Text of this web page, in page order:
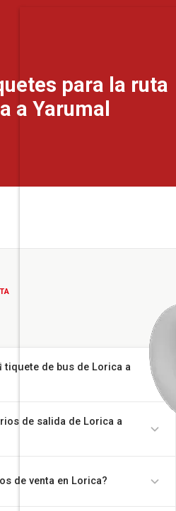
para la ruta
a Yarumal
tiquete de bus de Lorica a
de salida de Lorica a
de venta en Lorica?